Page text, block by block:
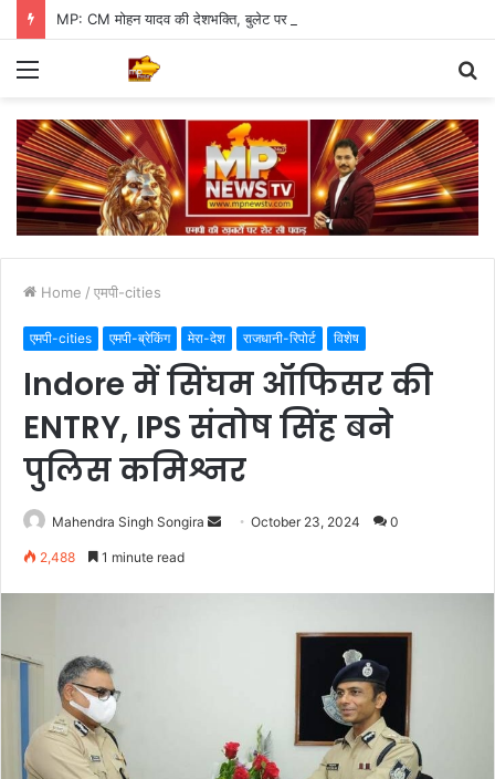
Menu
Home / एमपी-cities
एमपी-cities एमपी-ब्रेकिंग मेरा-देश राजधानी-रिपोर्ट विशेष
Indore में सिंघम ऑफिसर की
ENTRY, IPS संतोष सिंह बने
पुलिस कमिश्नर
Mahendra Singh Songira
SendOctober 23, 2024 0
2,488 1 minute read